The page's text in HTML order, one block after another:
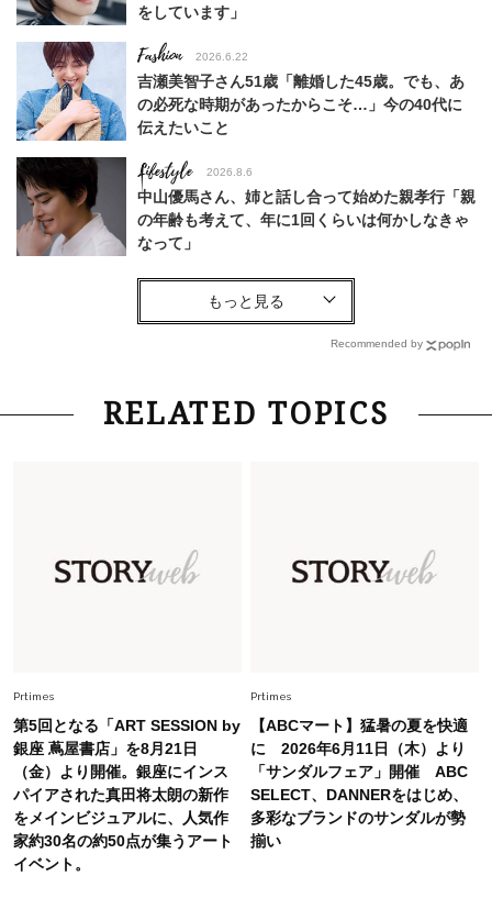
をしています」
Fashion 2026.6.22
吉瀬美智子さん51歳「離婚した45歳。でも、あ
の必死な時期があったからこそ…」今の40代に
伝えたいこと
Lifestyle 2026.8.6
中山優馬さん、姉と話し合って始めた親孝行「親
の年齢も考えて、年に1回くらいは何かしなきゃ
なって」
Lifestyle
「お若いですね」は褒め言葉？“若い＝美しい”と
Lifestyle 2026.8.6
26年夏の【開運アクション】は”ひと拭き”習
を育み中「理想の暮らしよりも今の心地よさを選
んだ」
Fashion
白黒でもこんなに華やぐ！40代、夏の「甘めト
ップス×パンツ」コーデ〈3選〉
Recommended by
RELATED TOPICS
Prtimes
第5回となる「ART SESSION by
銀座 蔦屋書店」を8月21日
（金）より開催。銀座にインス
パイアされた真田将太朗の新作
をメインビジュアルに、人気作
家約30名の約50点が集うアート
イベント。
Prtimes
【ABCマート】猛暑の夏を快適
に 2026年6月11日（木）より
「サンダルフェア」開催 ABC
SELECT、DANNERをはじめ、
多彩なブランドのサンダルが勢
揃い